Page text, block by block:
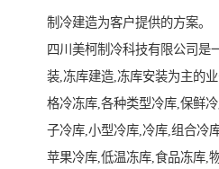
制冷建造为客户提供的方案。
四川美柯制冷科技有限公司是
装,冻库建造,冻库安装为主的
格冷冻库,各种类型冷库,保鲜
子冷库,小型冷库,冷库,组合冷
苹果冷库,低温冻库,食品冻库,